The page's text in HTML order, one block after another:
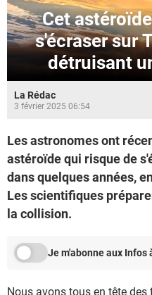
Cet
s'écraser sur
détruisant
La Rédac
3 février 2025 06:54
Les astronomes ont
astéroïde qui risque de
dans quelques années,
Les scientifiques
la collision.
Je m'abonne aux Infos
Nous avons tous en tête